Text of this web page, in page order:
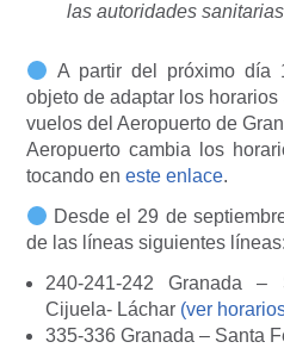
las autoridades
A partir del próximo día
objeto de adaptar los
vuelos del Aeropuerto de
Aeropuerto cambia los
tocando en este enlace.
Desde el 29 de
de las líneas siguientes líneas:
240-241-242 Granada
Cijuela- Láchar (ver
335-336 Granada – Santa